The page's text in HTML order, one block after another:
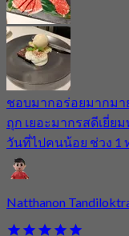
ชอบมากอร่อยมากมา
ถุก เยอะมากรสดีเยี่ย
วันที่ไปคนน้อย ช่วง 1
Natthanon